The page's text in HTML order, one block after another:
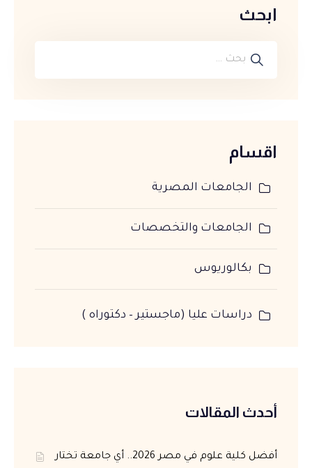
ابحث
اقسام
الجامعات المصرية
الجامعات والتخصصات
بكالوريوس
دراسات عليا (ماجستير – دكتوراه )
أحدث المقالات
أفضل كلية علوم في مصر 2026.. أي جامعة تختار